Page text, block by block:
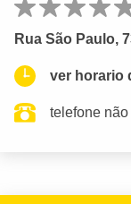
Rua São Paulo,
ver horario
telefone